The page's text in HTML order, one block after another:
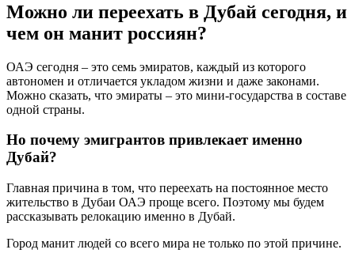
Можно ли переехать в Дубай сегодня, и
чем он манит россиян?
ОАЭ сегодня – это семь эмиратов, каждый из которого
автономен и отличается укладом жизни и даже законами.
Можно сказать, что эмираты – это мини-государства в составе
одной страны.
Но почему эмигрантов привлекает именно
Дубай?
Главная причина в том, что переехать на постоянное место
жительство в Дубаи ОАЭ проще всего. Поэтому мы будем
рассказывать релокацию именно в Дубай.
Город манит людей со всего мира не только по этой причине.